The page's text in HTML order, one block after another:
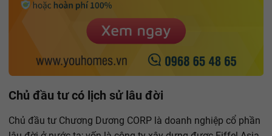
Chủ đầu tư có lịch sử lâu đời
Chủ đầu tư Chương Dương CORP là doanh nghiệp cổ phần